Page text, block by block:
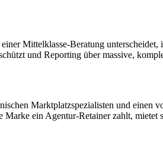
Mittelklasse-Beratung unterscheidet,
und Reporting über massive,
Marktplatzspezialisten und einen
ein Agentur-Retainer zahlt,